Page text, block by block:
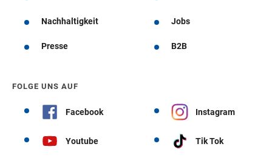
Nachhaltigkeit Jobs
Presse B2B
FOLGE UNS AUF
Facebook Instagram
Youtube Tik Tok